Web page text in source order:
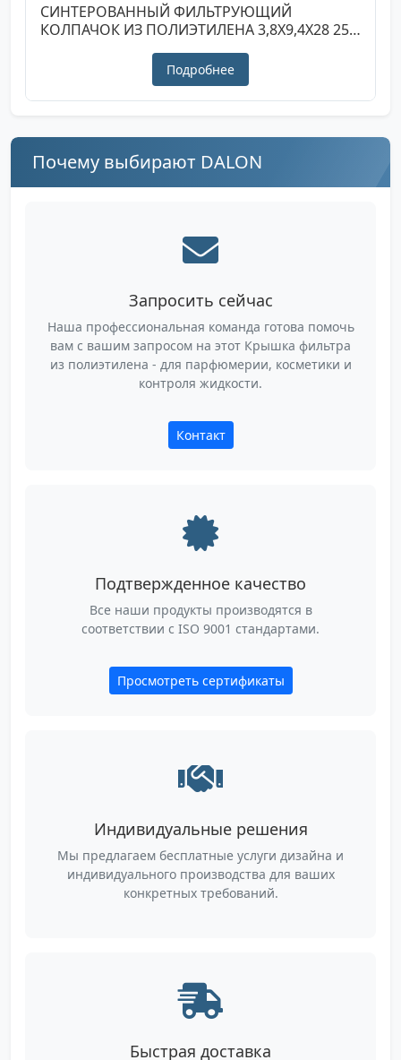
СИНТЕРОВАННЫЙ ФИЛЬТРУЮЩИЙ
КОЛПАЧОК ИЗ ПОЛИЭТИЛЕНА 3,8X9,4X28 25
Подробнее
Почему выбирают DALON
Запросить сейчас
Наша профессиональная команда готова помочь
вам с вашим запросом на этот Крышка фильтра
из полиэтилена - для парфюмерии, косметики и
контроля жидкости.
Контакт
Подтвержденное качество
Все наши продукты производятся в
соответствии с ISO 9001 стандартами.
Просмотреть сертификаты
Индивидуальные решения
Мы предлагаем бесплатные услуги дизайна и
индивидуального производства для ваших
конкретных требований.
Быстрая доставка